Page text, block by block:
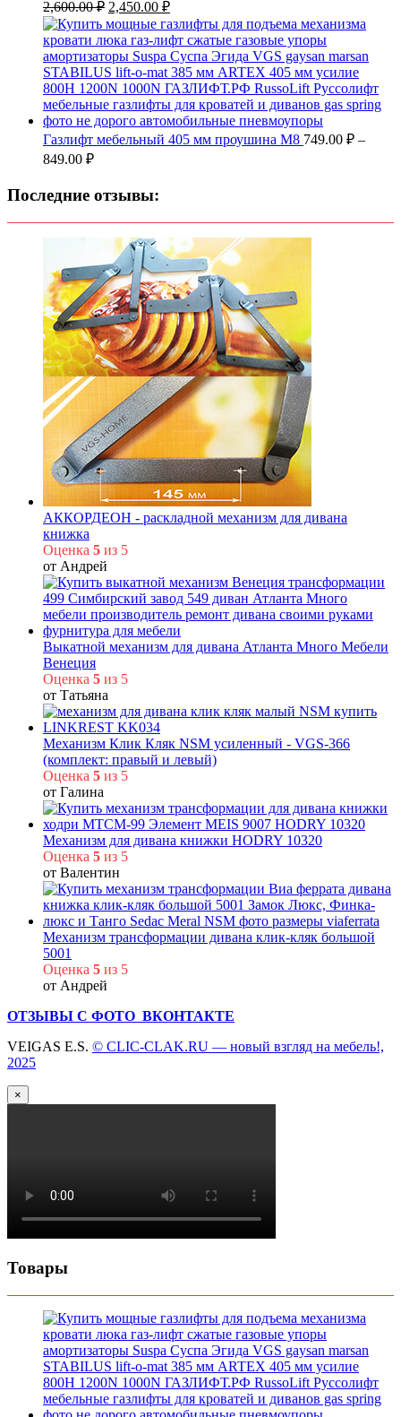
2,600.00₽ Первоначальная
цена
составляла
2,600.00 ₽.
2,450.00 ₽Текущая
цена:
2,450.00 ₽.
Газлифт мебельный 405 мм проушина М8 749.00 ₽ –
849.00 ₽Диапазон
749.00 ₽
849.00 ₽
Последние отзывы:
АККОРДЕОН - раскладной механизм для дивана
книжка
Оценка 5 из 5
от Андрей
Выкатной механизм для дивана Атланта Много Мебели
Венеция
Оценка 5 из 5
от Татьяна
Механизм Клик Кляк NSM усиленный - VGS-366
(комплект: правый и левый)
Оценка 5 из 5
от Галина
Механизм для дивана книжки HODRY 10320
Оценка 5 из 5
от Валентин
Механизм трансформации дивана клик-кляк большой
5001
Оценка 5 из 5
от Андрей
ОТЗЫВЫ С ФОТО ВКОНТАКТЕ
VEIGAS E.S. © CLIC-CLAK.RU — новый взгляд на мебель!,
2025
×
Товары